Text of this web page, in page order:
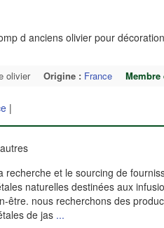
d anciens olivier pour
olivier Origine : France
|
recherche et le sourcing de
naturelles destinées aux
être. nous recherchons des
de jas ...